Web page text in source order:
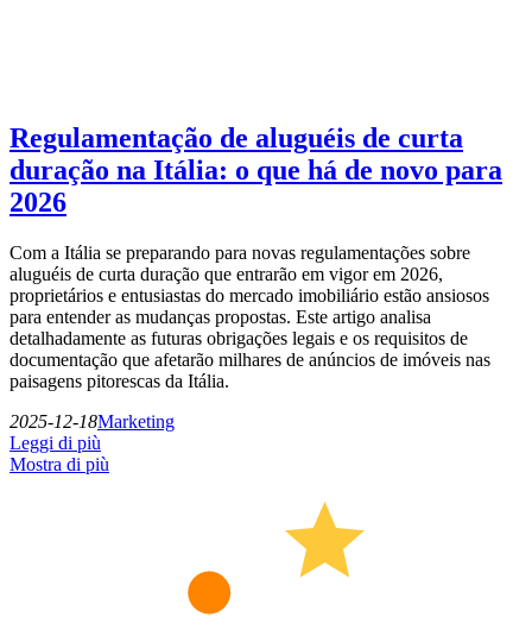
Regulamentação de aluguéis de curta
duração na Itália: o que há de novo para
2026
Com a Itália se preparando para novas regulamentações sobre
aluguéis de curta duração que entrarão em vigor em 2026,
proprietários e entusiastas do mercado imobiliário estão ansiosos
para entender as mudanças propostas. Este artigo analisa
detalhadamente as futuras obrigações legais e os requisitos de
documentação que afetarão milhares de anúncios de imóveis nas
paisagens pitorescas da Itália.
2025-12-18Marketing
Leggi di più
Mostra di più